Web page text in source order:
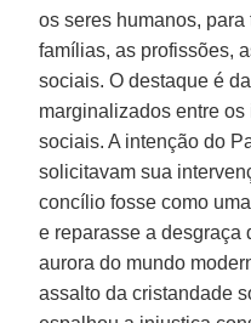
os seres humanos,
famílias, as profissões,
sociais. O destaque é
marginalizados entre
sociais. A intenção do
solicitavam sua
concílio fosse como
e reparasse a desgraça
aurora do mundo
assalto da cristandade